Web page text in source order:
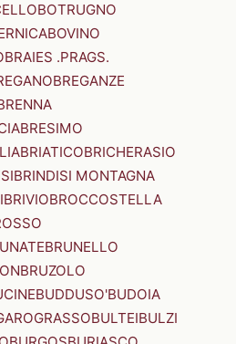
BOTRUGNO
BOVINO
BRAIES .PRAGS.
BREGANZE
BRESIMO
BRIATICOBRICHERASIO
BRINDISI MONTAGNA
BRIVIOBROCCOSTELLA
BRUNELLO
BRUZOLO
BUDDUSO'BUDOIA
BULTEIBULZI